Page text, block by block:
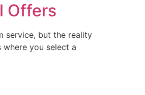
Offers
service, but the reality
you select a